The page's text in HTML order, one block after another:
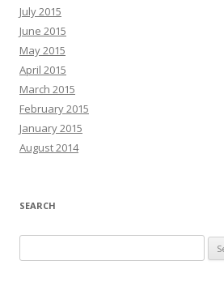
July 2015
June 2015
May 2015
April 2015
March 2015
February 2015
January 2015
August 2014
SEARCH
for: